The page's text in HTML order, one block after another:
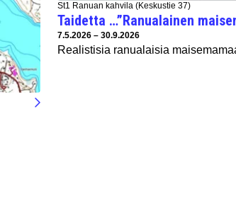
St1 Ranuan kahvila (Keskustie 37)
Taidetta …”Ranualainen
Tapahtuman ajankohta:
7.5.2026 – 30.9.2026
Realistisia ranualaisia